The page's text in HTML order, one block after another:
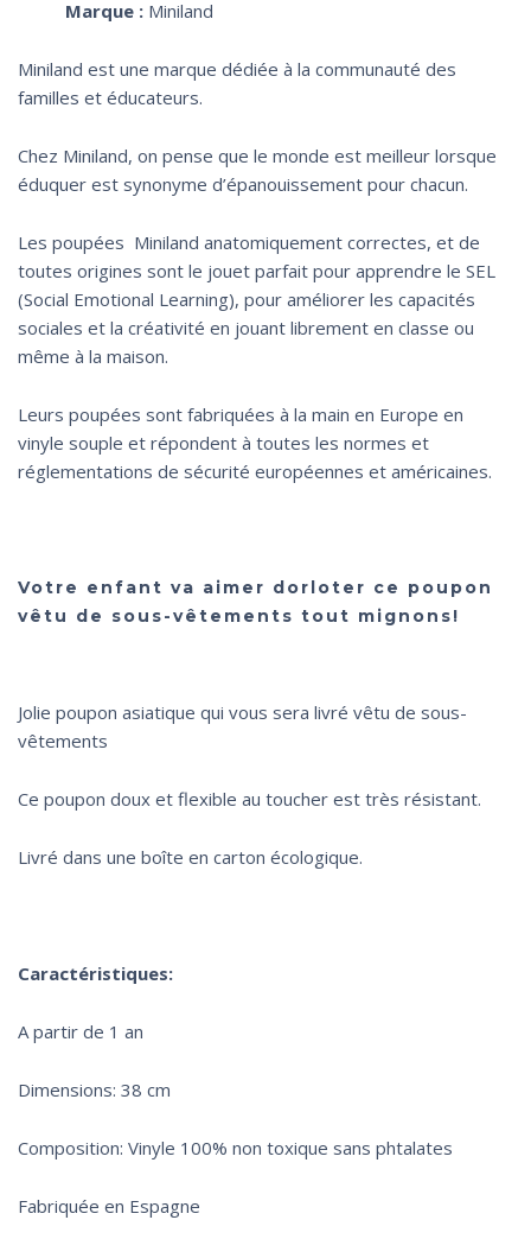
Marque : Miniland
Miniland est une marque dédiée à la communauté des
familles et éducateurs.
Chez Miniland, on pense que le monde est meilleur lorsque
éduquer est synonyme d’épanouissement pour chacun.
Les poupées Miniland anatomiquement correctes, et de
toutes origines sont le jouet parfait pour apprendre le SEL
(Social Emotional Learning), pour améliorer les capacités
sociales et la créativité en jouant librement en classe ou
même à la maison.
Leurs poupées sont fabriquées à la main en Europe en
vinyle souple et répondent à toutes les normes et
réglementations de sécurité européennes et américaines.
Votre enfant va aimer dorloter ce poupon
vêtu de sous-vêtements tout mignons!
Jolie poupon asiatique qui vous sera livré vêtu de sous-
vêtements
Ce poupon doux et flexible au toucher est très résistant.
Livré dans une boîte en carton écologique.
Caractéristiques:
A partir de 1 an
Dimensions: 38 cm
Composition: Vinyle 100% non toxique sans phtalates
Fabriquée en Espagne